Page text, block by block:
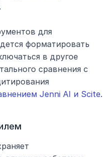
для
форматировать
в другое
сравнения с
Jenni AI и Scite.